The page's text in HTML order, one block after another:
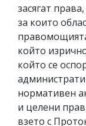
засягат
за които
който
който се
нормативен
и целени
взето с